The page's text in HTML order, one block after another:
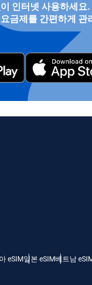
인터넷 사용하세요
금제를 간편하게 관
eSIM일본 eSIM베트남
국어
필리핀 페소
- 오스트레일리아 달러
- 파운드 스털링